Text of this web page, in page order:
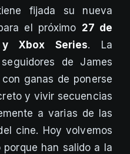
fijada su nueva
el próximo 27 de
Xbox Series. La
de James
ganas de ponerse
y vivir secuencias
a varias de las
cine. Hoy volvemos
han salido a la